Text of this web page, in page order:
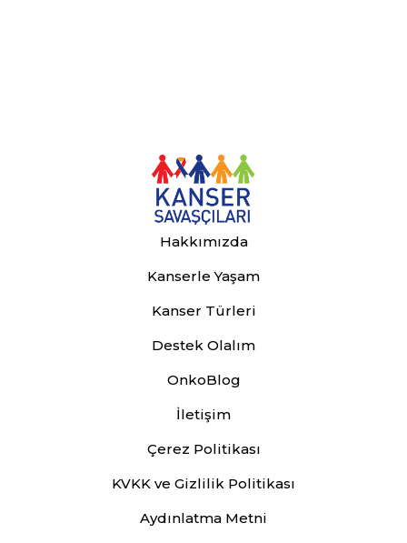
Hakkımızda
Kanserle Yaşam
Kanser Türleri
Destek Olalım
OnkoBlog
İletişim
Çerez Politikası
KVKK ve Gizlilik Politikası
Aydınlatma Metni